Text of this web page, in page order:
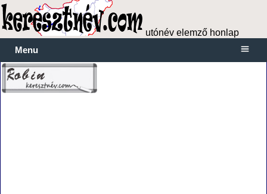
utónév elemző honlap
Menu